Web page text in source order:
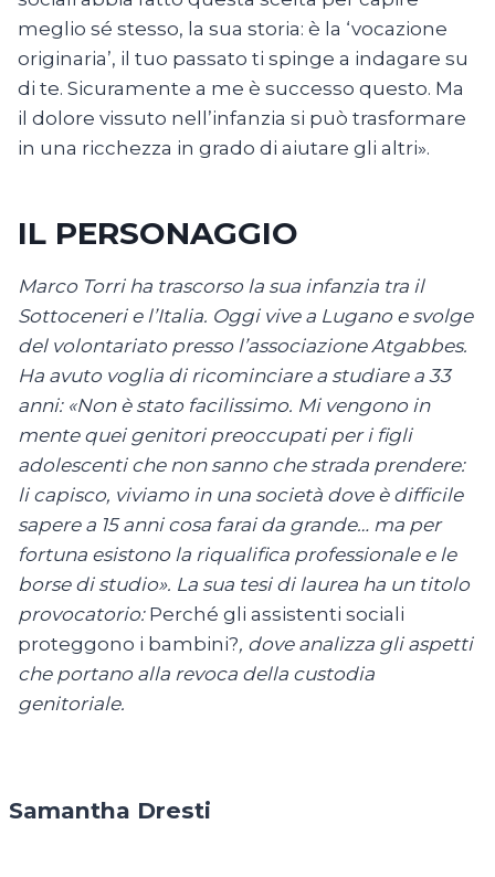
meglio sé stesso, la sua storia: è la ‘vocazione
originaria’, il tuo passato ti spinge a indagare su
di te. Sicuramente a me è successo questo. Ma
il dolore vissuto nell’infanzia si può trasformare
in una ricchezza in grado di aiutare gli altri».
IL PERSONAGGIO
Marco Torri ha trascorso la sua infanzia tra il
Sottoceneri e l’Italia. Oggi vive a Lugano e svolge
del volontariato presso l’associazione Atgabbes.
Ha avuto voglia di ricominciare a studiare a 33
anni: «Non è stato facilissimo. Mi vengono in
mente quei genitori preoccupati per i figli
adolescenti che non sanno che strada prendere:
li capisco, viviamo in una società dove è difficile
sapere a 15 anni cosa farai da grande… ma per
fortuna esistono la riqualifica professionale e le
borse di studio». La sua tesi di laurea ha un titolo
provocatorio: Perché gli assistenti sociali
proteggono i bambini?, dove analizza gli aspetti
che portano alla revoca della custodia
genitoriale.
Samantha Dresti